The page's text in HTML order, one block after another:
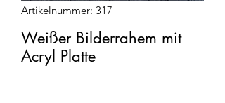
Artikelnummer: 317
Weißer Bilderrahem mit
Acryl Platte